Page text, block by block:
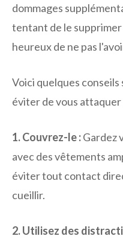
dommages
tentant de le supprimer
heureux de ne pas
Voici quelques
éviter de vous attaquer
1. Couvrez-le :Gardez
avec des vêtements
éviter tout contact
cueillir.
2. Utilisez des